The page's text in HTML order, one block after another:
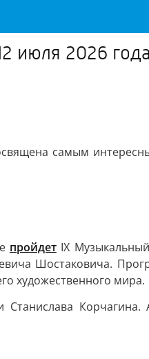
июля 2026 года
самым
пройдетIX
Шостаковича.
художественного мира.